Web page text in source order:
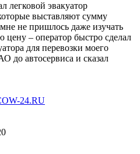
легковой эвакуатор
выставляют сумму
не пришлось даже изучать
цену – оператор быстро сделал
для перевозки моего
до автосервиса и сказал
24.RU